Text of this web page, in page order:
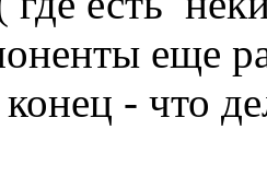
еще
конец - что